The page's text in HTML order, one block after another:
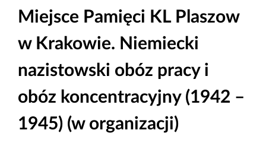
Miejsce Pamięci KL Plaszow
w Krakowie. Niemiecki
nazistowski obóz pracy i
obóz koncentracyjny (1942 –
1945) (w organizacji)